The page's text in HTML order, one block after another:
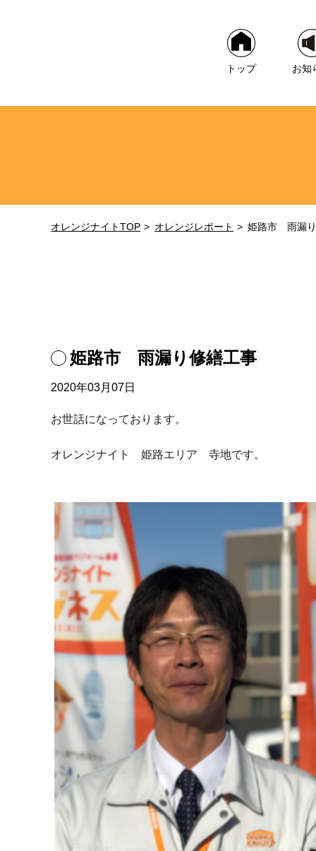
トップ お知
オレンジナイトTOP オレンジレポート 姫路市 雨漏
姫路市 雨漏り修繕工事
2020年03月07日
お世話になっております。
オレンジナイト 姫路エリア 寺地です。